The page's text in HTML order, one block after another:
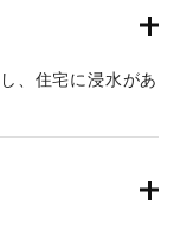
、住宅に浸水があ